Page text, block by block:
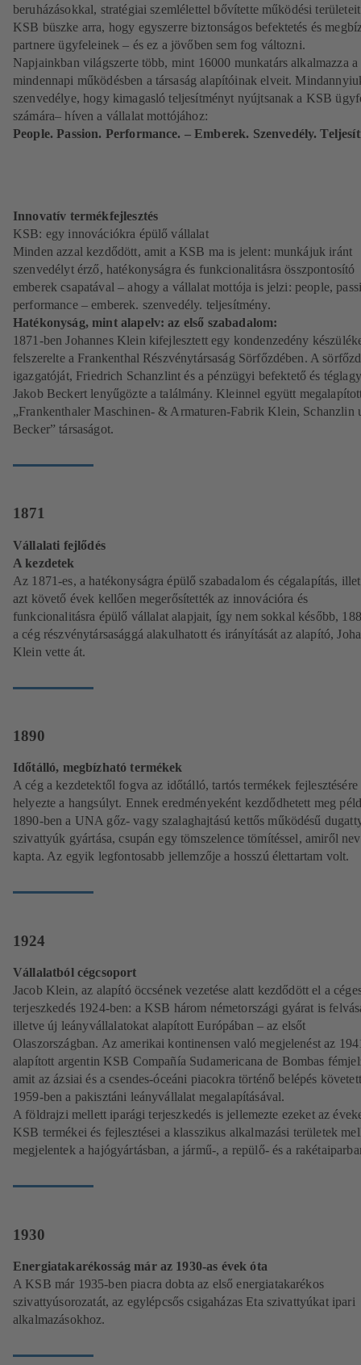
beruházásokkal, stratégiai szemlélettel bővítette működési
KSB büszke arra, hogy egyszerre biztonságos befektetés és
partnere ügyfeleinek – és ez a jövőben sem fog változni.
Napjainkban világszerte több, mint 16000 munkatárs alkalmazza a
mindennapi működésben a társaság alapítóinak elveit.
szenvedélye, hogy kimagasló teljesítményt nyújtsanak a KSB
számára– híven a vállalat mottójához:
People. Passion. Performance. – Emberek. Szenvedély.
Innovatív termékfejlesztés
KSB: egy innovációkra épülő vállalat
Minden azzal kezdődött, amit a KSB ma is jelent: munkájuk iránt
szenvedélyt érző, hatékonyságra és funkcionalitásra összpontosító
emberek csapatával – ahogy a vállalat mottója is jelzi: people,
performance – emberek. szenvedély. teljesítmény.
Hatékonyság, mint alapelv: az első szabadalom:
1871-ben Johannes Klein kifejlesztett egy kondenzedény
felszerelte a Frankenthal Részvénytársaság Sörfőzdében. A
igazgatóját, Friedrich Schanzlint és a pénzügyi befektető és
Jakob Beckert lenyűgözte a találmány. Kleinnel együtt
„Frankenthaler Maschinen- & Armaturen-Fabrik Klein, Schanzlin
Becker” társaságot.
1871
Vállalati fejlődés
A kezdetek
Az 1871-es, a hatékonyságra épülő szabadalom és cégalapítás,
azt követő évek kellően megerősítették az innovációra és
funkcionalitásra épülő vállalat alapjait, így nem sokkal később,
a cég részvénytársasággá alakulhatott és irányítását az alapító,
Klein vette át.
1890
Időtálló, megbízható termékek
A cég a kezdetektől fogva az időtálló, tartós termékek fejlesztésére
helyezte a hangsúlyt. Ennek eredményeként kezdődhetett meg
1890-ben a UNA gőz- vagy szalaghajtású kettős működésű
szivattyúk gyártása, csupán egy tömszelence tömítéssel, amiről
kapta. Az egyik legfontosabb jellemzője a hosszú élettartam volt.
1924
Vállalatból cégcsoport
Jacob Klein, az alapító öccsének vezetése alatt kezdődött el a
terjeszkedés 1924-ben: a KSB három németországi gyárat is
illetve új leányvállalatokat alapított Európában – az elsőt
Olaszországban. Az amerikai kontinensen való megjelenést az
alapított argentin KSB Compañía Sudamericana de Bombas
amit az ázsiai és a csendes-óceáni piacokra történő belépés követett
1959-ben a pakisztáni leányvállalat megalapításával.
A földrajzi mellett iparági terjeszkedés is jellemezte ezeket az
KSB termékei és fejlesztései a klasszikus alkalmazási területek
megjelentek a hajógyártásban, a jármű-, a repülő- és a
1930
Energiatakarékosság már az 1930-as évek óta
A KSB már 1935-ben piacra dobta az első energiatakarékos
szivattyúsorozatát, az egylépcsős csigaházas Eta szivattyúkat ipari
alkalmazásokhoz.